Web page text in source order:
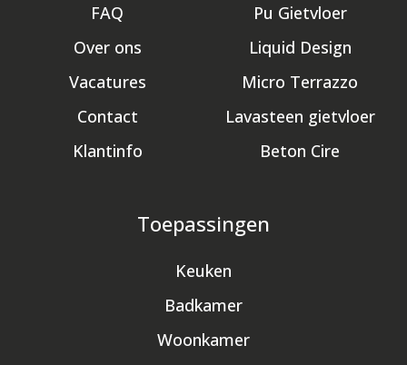
FAQ
Over ons
Vacatures
Contact
Klantinfo
Pu Gietvloer
Liquid Design
Micro Terrazzo
Lavasteen gietvloer
Beton Cire
Toepassingen
Keuken
Badkamer
Woonkamer